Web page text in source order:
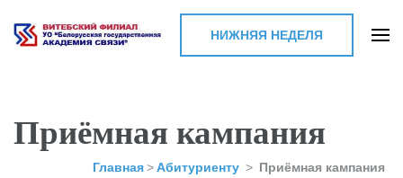
Витебский филиал УО
государственная
академия связи"
НИЖНЯЯ НЕДЕЛЯ
Приёмная кампания
Главная>Абитуриенту > Приёмная кампания